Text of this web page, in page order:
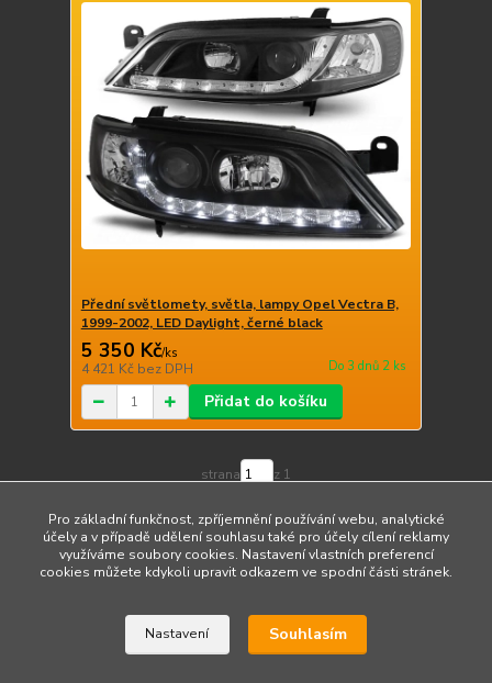
Přední světlomety, světla, lampy Opel Vectra B,
1999-2002, LED Daylight, černé black
5 350 Kč/ks
4 421 Kč bez DPH Do 3 dnů 2 ks
Přidat do košíku
strana z 1
Upravit sběr cookies.
Pro základní funkčnost, zpříjemnění používání webu, analytické
účely a v případě udělení souhlasu také pro účely cílení reklamy
využíváme soubory cookies. Nastavení vlastních preferencí
cookies můžete kdykoli upravit odkazem ve spodní části stránek.
Nastavení Souhlasím